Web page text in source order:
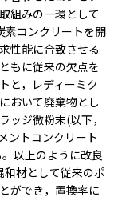
組みの一環として
素コンクリートを開
性能に合致させる
もに従来の欠点を
と，レディーミク
おいて廃棄物とし
ッジ微粉末(以下，
ントコンクリート
以上のように改良
材として従来のポ
ができ，置換率に